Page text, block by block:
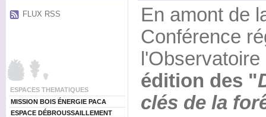
FLUX RSS
ESPACES THEMATIQUES
MISSION BOIS ÉNERGIE PACA
ESPACE DÉBROUSSAILLEMENT
En amont de
Conférence
édition des "
clés de la